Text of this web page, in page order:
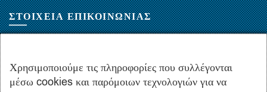
ΣΤΟΙΧΕΙΑ ΕΠΙΚΟΙΝΩΝΙΑΣ
+30.210-5143367,+30.210-5154659,+30.210-5147842
+30.210-5133976
Χρησιμοποιούμε τις πληροφορίες που συλλέγονται
μέσω cookies και παρόμοιων τεχνολογιών για να